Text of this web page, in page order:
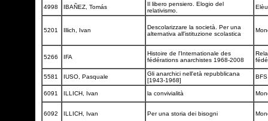
4998 IBAÑEZ, Tomás
Il libero pensiero. Elogio del
relativismo.
5201 Illich, Ivan
Descolarizzare la società. Per una
alternativa all'istituzione scolastica
5266 IFA
Histoire de l'Internationale des
fédérations anarchistes 1968-2008
5581 IUSO, Pasquale
Gli anarchici nell'età repubblicana
[1943-1968]
6091 ILLICH, Ivan la convivialità
6092 ILLICH, Ivan Per una storia dei bisogni